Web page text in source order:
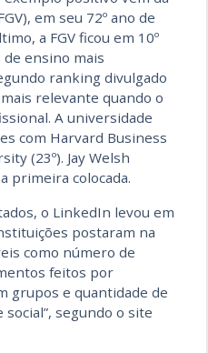
em seu 72º ano de
a FGV ficou em 10º
ensino mais
ranking divulgado
relevante quando o
A universidade
com Harvard Business
(23º). Jay Welsh
primeira colocada.
o LinkedIn levou em
postaram na
como número de
feitos por
grupos e quantidade de
segundo o site